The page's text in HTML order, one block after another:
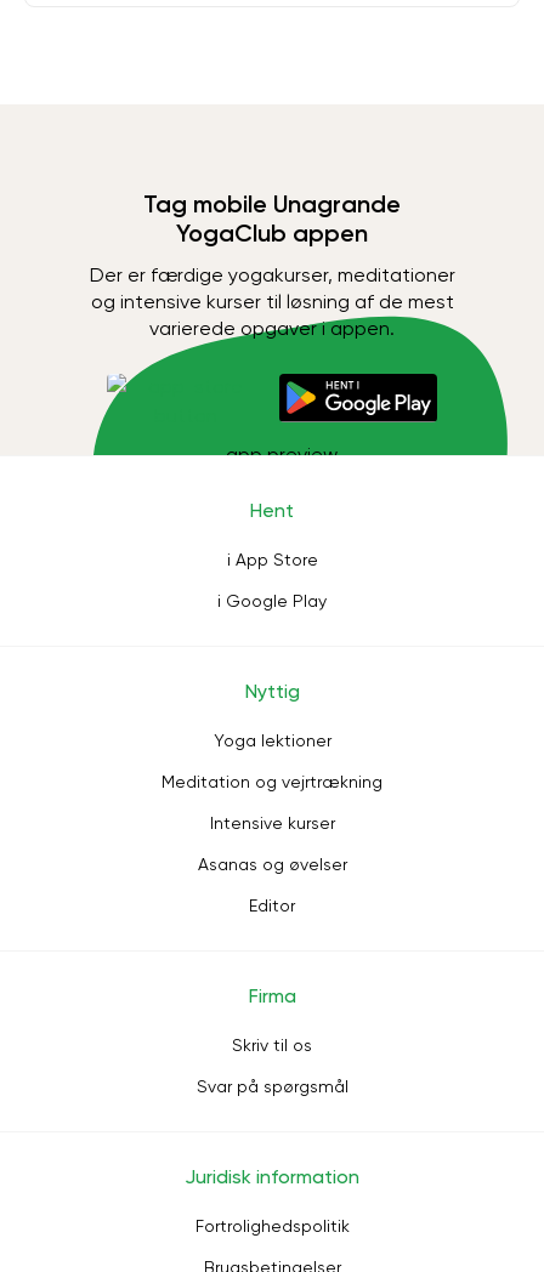
Tag mobile Unagrande
YogaClub appen
Der er færdige yogakurser, meditationer
og intensive kurser til løsning af de mest
varierede opgaver i appen.
Hent
i App Store
i Google Play
Nyttig
Yoga lektioner
Meditation og vejrtrækning
Intensive kurser
Asanas og øvelser
Editor
Firma
Skriv til os
Svar på spørgsmål
Juridisk information
Fortrolighedspolitik
Brugsbetingelser